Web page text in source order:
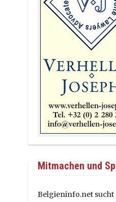
Mitmachen und
Belgieninfo.net sucht